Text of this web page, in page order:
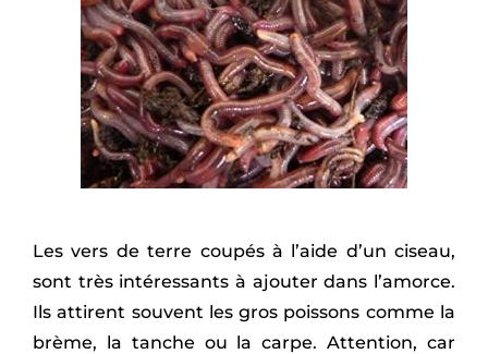
Les vers de terre coupés à l’aide d’un ciseau,
sont très intéressants à ajouter dans l’amorce.
Ils attirent souvent les gros poissons comme la
brème, la tanche ou la carpe. Attention, car